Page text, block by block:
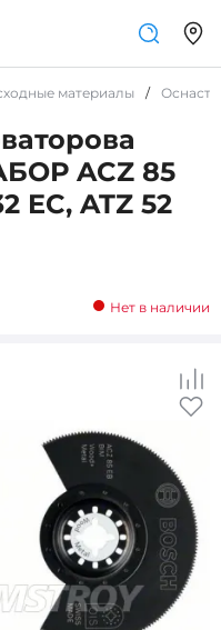
материалы /
ACZ 85
EC, ATZ 52
Нет в наличии